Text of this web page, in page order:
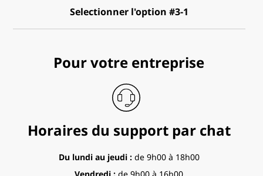
Selectionner l'option #3-1
Pour votre entreprise
Horaires du support par chat
Du lundi au jeudi : de 9h00 à 18h00